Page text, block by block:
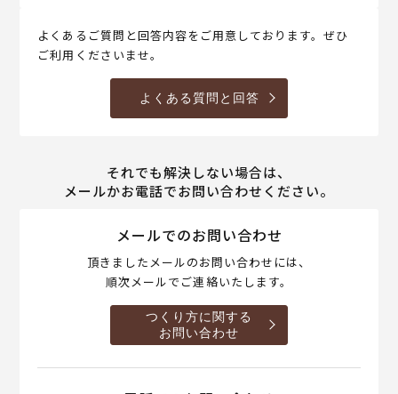
よくあるご質問と回答内容をご用意しております。ぜひ
ご利用くださいませ。
よくある質問と回答
それでも解決しない場合は、
メールかお電話でお問い合わせください。
メールでのお問い合わせ
頂きましたメールのお問い合わせには、
順次メールでご連絡いたします。
つくり方に関する
お問い合わせ